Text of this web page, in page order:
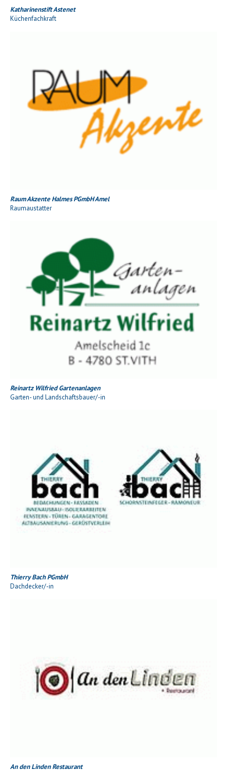
Katharinenstift Astenet
Küchenfachkraft
Raum Akzente Halmes PGmbH Amel
Raumaustatter
Reinartz Wilfried Gartenanlagen
Garten- und Landschaftsbauer/-in
Thierry Bach PGmbH
Dachdecker/-in
An den Linden Restaurant